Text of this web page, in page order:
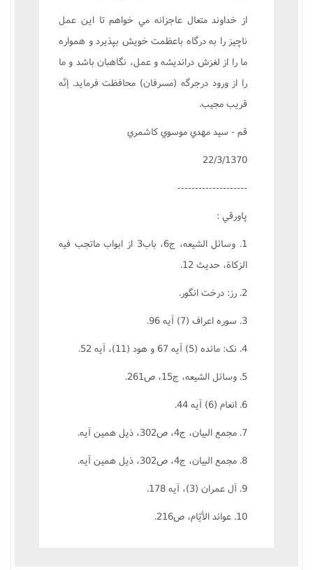
از خداوند متعال عاجزانه مي خواهم تا اين عمل
ناچيز را به درگاه باعظمت خويش بپذيرد و همواره
ما را از لغزش درانديشه و عمل، نگاهبان باشد و ما
را از ورود درجرگه (مسرفان) محافظت فرمايد. إنّه
قريب مجيب.
قم - سيد مهدي موسوي کاشمري‌
22/3/1370
--------------------
پاورقي :
1. وسائل الشيعه، ج‌6، باب‌3 از ابواب ماتجب فيه
الزکاة، حديث 12.
2. رز: درخت انگور.
3. سوره اعراف (7) آيه 96.
4. نک: مائده (5) آيه 67 و هود (11)، آيه 52.
5. وسائل الشيعه، ج‌15، ص‌261.
6. انعام (6) آيه 44.
7. مجمع البيان، ج‌4، ص‌302، ذيل همين آيه.
8. مجمع البيان، ج‌4، ص‌302، ذيل همين آيه.
9. آل عمران (3)، آيه 178.
10. عوائد الأيّام، ص‌216.